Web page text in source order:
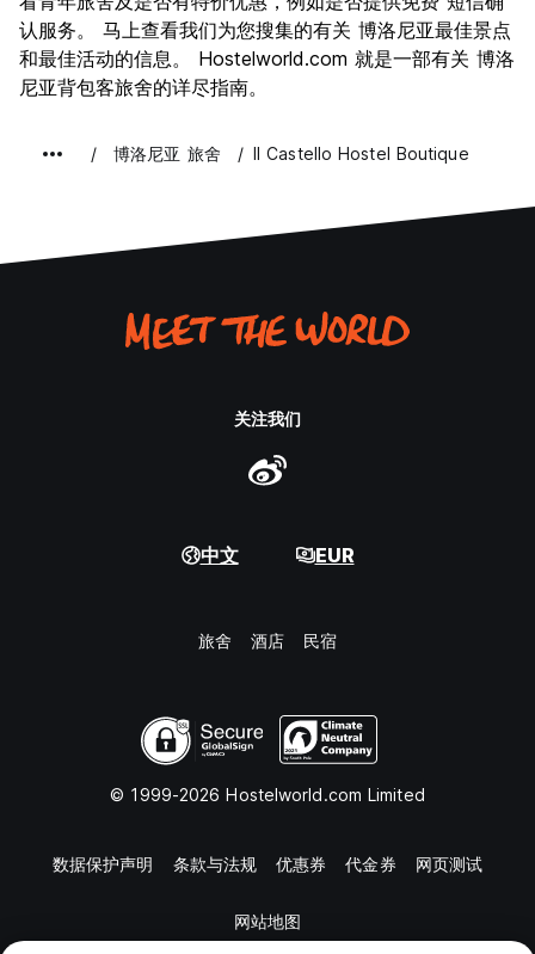
物有所值
7.6
认服务。 马上查看我们为您搜集的有关 博洛尼亚最佳景点
和最佳活动的信息。 Hostelworld.com 就是一部有关 博洛
尼亚背包客旅舍的详尽指南。
博洛尼亚 旅舍 Il Castello Hostel Boutique
关注我们
中文 EUR
旅舍 酒店 民宿
© 1999-2026 Hostelworld.com Limited
数据保护声明 条款与法规 优惠券 代金券 网页测试
网站地图